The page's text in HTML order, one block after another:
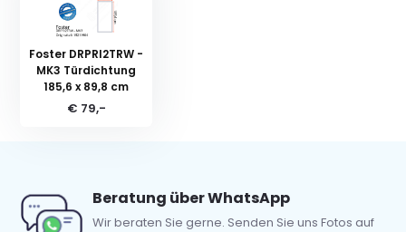
Foster DRPRI2TRW -
MK3 Türdichtung
185,6 x 89,8 cm
€ 79,-
Beratung über WhatsApp
Wir beraten Sie gerne. Senden Sie uns Fotos auf